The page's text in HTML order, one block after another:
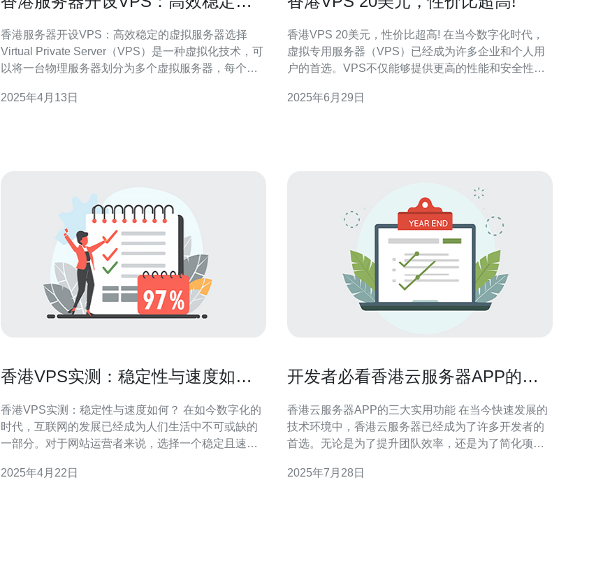
香港服务器开设VPS：高效稳定的虚拟服务器选择
Virtual Private Server（VPS）是一种虚拟化技术，可
以将一台物理服务器划分为多个虚拟服务器，每个虚
隔离。香港作为亚洲的金融中心，拥有发达的网络基
2025年4月13日
香港VPS 20美元，性价比超高! 在当今数字化时代，
虚拟专用服务器（VPS）已经成为许多企业和个人用
户的首选。VPS不仅能够提供更高的性能和安全性，
区，有许多VPS服务提供商，但是价格和性能之间的
2025年6月29日
香港VPS实测：稳定性与速度如
香港VPS实测：稳定性与速度如何？ 在如今数字化的
时代，互联网的发展已经成为人们生活中不可或缺的
一部分。对于网站运营者来说，选择一个稳定且速度
文将对香港VPS的稳定性和速度进行实测，并给出相
2025年4月22日
开发者必看香港云服务器APP的实
香港云服务器APP的三大实用功能 在当今快速发展的
技术环境中，香港云服务器已经成为了许多开发者的
首选。无论是为了提升团队效率，还是为了简化项目
为您介绍三大实用功能，帮助开发者更好地利用香港
2025年7月28日